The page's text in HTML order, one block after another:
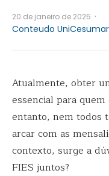
20 de janeiro de 2025 ·
Conteudo UniCesumar
Atualmente, obter
essencial para
entanto, nem todos
arcar com as
contexto, surge a
FIES juntos?